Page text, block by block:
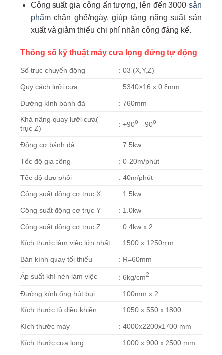
Công suất gia công ấn tượng, lên đến 3000sản
phẩmchân ghế/ngày, giúp tăng năng suất sản
xuất và giảm thiểu chi phí nhân công đáng kể.
Thông số kỹ thuật máy cưa lọng đứng tự động
Số trục chuyển động : 03 (X,Y,Z)
Quy cách lưỡi cưa : 5340×16 x 0.8mm
Đường kính bánh đà : 760mm
Khả năng quay lưỡi cưa(
trục Z)
: +90o -90o
Động cơ bánh đà : 7.5kw
Tốc độ gia công : 0-20m/phút
Tốc độ đưa phôi : 40m/phút
Công suất động cơ trục X : 1.5kw
Công suất động cơ trục Y : 1.0kw
Công suất động cơ trục Z : 0.4kw x 2
Kích thước làm việc lớn nhất : 1500 x 1250mm
Bán kính quay tối thiểu : R=60mm
Áp suất khí nén làm việc : 6kg/cm2
Đường kính ống hút bụi : 100mm x 2
Kích thước tủ điều khiển : 1050 x 550 x 1800
Kích thước máy : 4000x2200x1700 mm
Kích thước cưa lọng : 1000 x 900 x 2500 mm